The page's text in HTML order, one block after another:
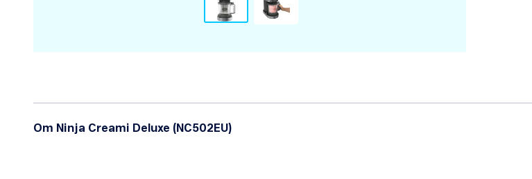
Om Ninja Creami Deluxe (NC502EU)